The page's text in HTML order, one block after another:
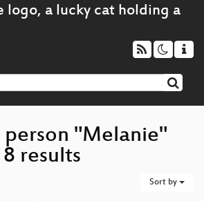
person "Melanie"
results
Sort by